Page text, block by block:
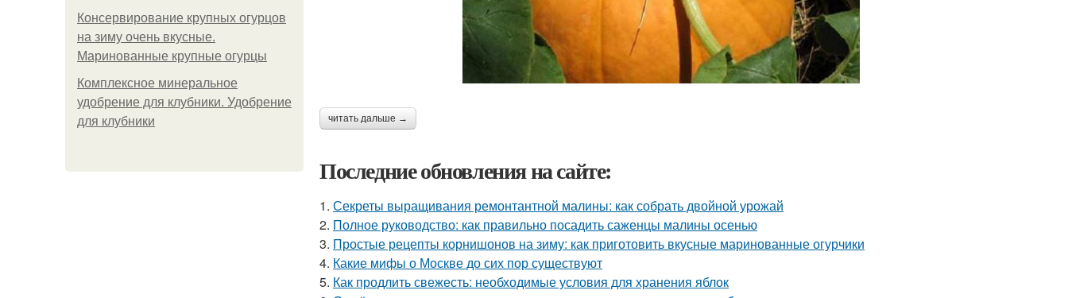
Консервирование крупных огурцов
на зиму очень вкусные.
Маринованные крупные огурцы
Комплексное минеральное
удобрение для клубники. Удобрение
для клубники
читать дальше →
Последние обновления на сайте:
1. Секреты выращивания ремонтантной малины: как собрать двойной урожай
2. Полное руководство: как правильно посадить саженцы малины осенью
3. Простые рецепты корнишонов на зиму: как приготовить вкусные маринованные огурчики
4. Какие мифы о Москве до сих пор существуют
5. Как продлить свежесть: необходимые условия для хранения яблок